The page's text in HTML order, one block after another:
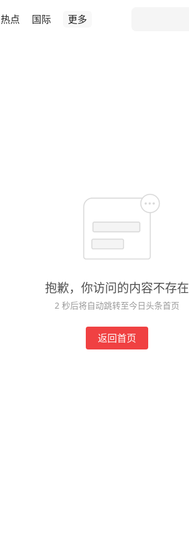
热点 国际 更多
抱歉，你访问的内容不存在
2 秒后将自动跳转至今日头条首页
返回首页